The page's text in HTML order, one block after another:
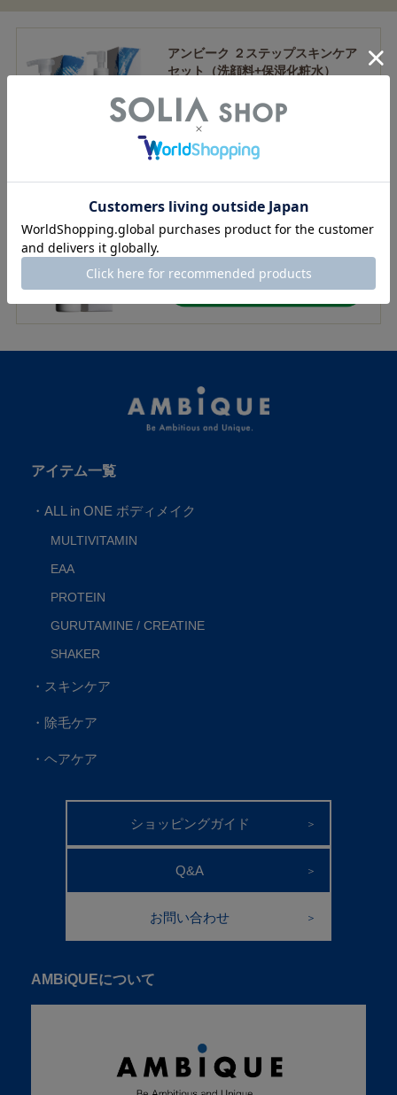
アンビーク ２ステップスキンケア
セット（洗顔料+保湿化粧水）
4,200 円
アンビーク オールインワンローシ
ョン（保湿化粧水）
2,200 円（税込 2,420円）
アイテム一覧
・ ALL in ONE ボディメイク
MULTIVITAMIN
EAA
PROTEIN
GURUTAMINE / CREATINE
SHAKER
・スキンケア
・除毛ケア
・ヘアケア
ショッピングガイド ＞
Q&A ＞
お問い合わせ ＞
AMBiQUEについて